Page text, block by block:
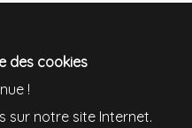
England
France
des cookies
!
sur notre site Internet.